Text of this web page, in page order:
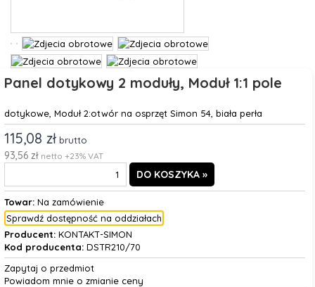
Panel dotykowy 2 moduły, Moduł 1:1 pole
dotykowe, Moduł 2:otwór na osprzęt Simon 54, biała perła
115,08 zł brutto
93,56 zł netto +23% VAT
Towar:Na zamówienie
Sprawdź dostępność na oddziałach
Producent:KONTAKT-SIMON
Kod producenta:DSTR210/70
Zapytaj o przedmiot
Powiadom mnie o zmianie ceny